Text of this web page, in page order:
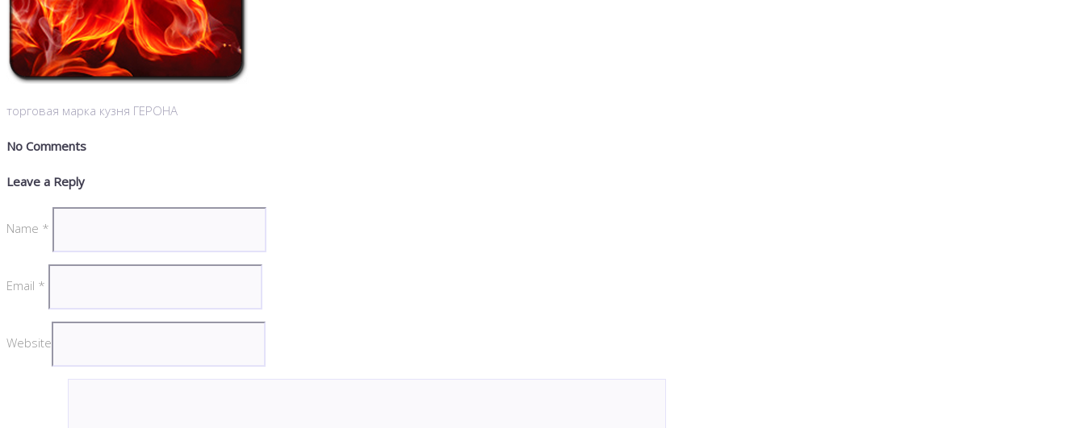
торговая марка кузня ГЕРОНА
No Comments
Leave a Reply
Name *
Email *
Website